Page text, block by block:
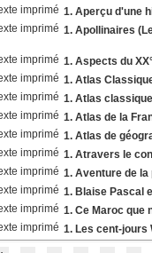
1. Aperçu d'une
1. Apollinaires
1. Aspects du
1. Atlas
1. Atlas
1. Atlas de la
1. Atlas de
1. Atravers le
1. Aventure de la
1. Blaise Pascal
1. Ce Maroc que
1. Les cent-jours